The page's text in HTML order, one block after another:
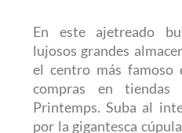
En este ajetreado
lujosos grandes
el centro más famoso
compras en
Printemps. Suba al
por la gigantesca